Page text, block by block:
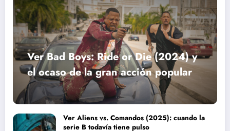
Ver Bad Boys: Ride or Die (2024) y
el ocaso de la gran acción popular
Ver Aliens vs. Comandos (2025): cuando la
serie B todavía tiene pulso